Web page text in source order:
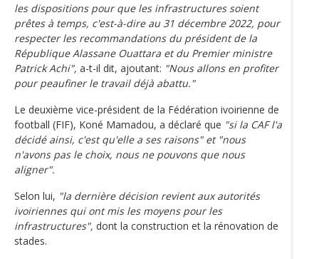
les dispositions pour que les infrastructures soient
prêtes à temps, c'est-à-dire au 31 décembre 2022, pour
respecter les recommandations du président de la
République Alassane Ouattara et du Premier ministre
Patrick Achi", a-t-il dit, ajoutant: "Nous allons en profiter
pour peaufiner le travail déjà abattu."
Le deuxième vice-président de la Fédération ivoirienne de
football (FIF), Koné Mamadou, a déclaré que "si la CAF l'a
décidé ainsi, c'est qu'elle a ses raisons" et "nous
n'avons pas le choix, nous ne pouvons que nous
aligner".
Selon lui, "la dernière décision revient aux autorités
ivoiriennes qui ont mis les moyens pour les
infrastructures", dont la construction et la rénovation de
stades.